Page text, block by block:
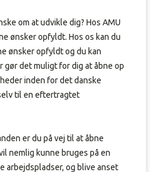
om at udvikle dig? Hos AMU
ønsker opfyldt. Hos os kan du
ønsker opfyldt og du kan
gør det muligt for dig at åbne op
inden for det danske
til en eftertragtet
er du på vej til at åbne
nemlig kunne bruges på en
arbejdspladser, og blive anset